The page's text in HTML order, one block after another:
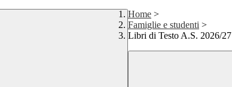
Home >
Famiglie e studenti >
Libri di Testo A.S. 2026/27